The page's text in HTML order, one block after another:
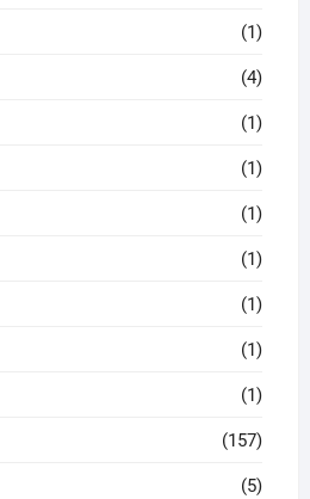
(1)
(4)
(1)
(1)
(1)
(1)
(1)
(1)
(1)
(157)
(5)